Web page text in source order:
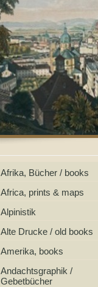
Afrika, Bücher / books
Africa, prints & maps
Alpinistik
Alte Drucke / old books
Amerika, books
Andachtsgraphik /
Gebetbücher